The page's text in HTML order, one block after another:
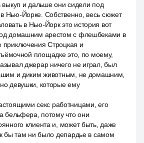
выкуп и дальше они сидели под
Нью-Йорке. Собственно, весь сюжет
в Нью-Йорк это история вот
домашним арестом с флешбеками в
приключения Строцкая и
площадке это, по моему,
джерар ничего не играл, был
и диким животным, не домашним,
девушки, которые ему
секс работницами, его
бельфера, потому что они
клиента и, может быть, даже
бы там ни было депардье в самом